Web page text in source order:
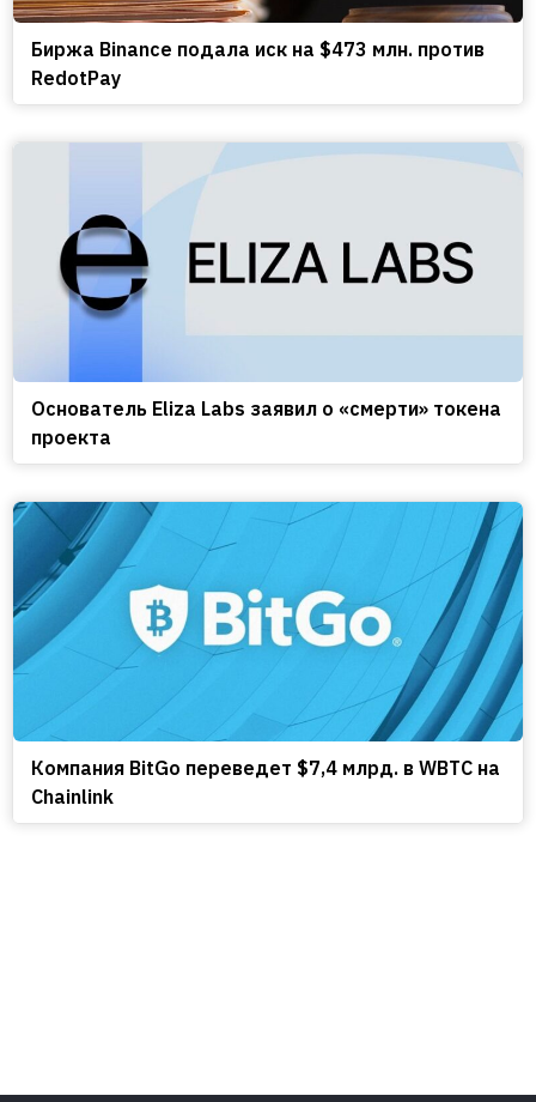
Биржа Binance подала иск на $473 млн. против
RedotPay
Основатель Eliza Labs заявил о «смерти» токена
проекта
Компания BitGo переведет $7,4 млрд. в WBTC на
Chainlink